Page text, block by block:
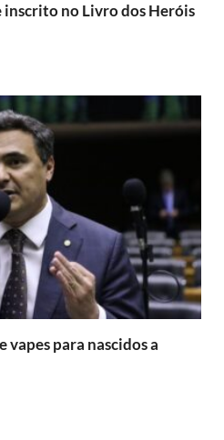
no Livro dos Heróis
para nascidos a